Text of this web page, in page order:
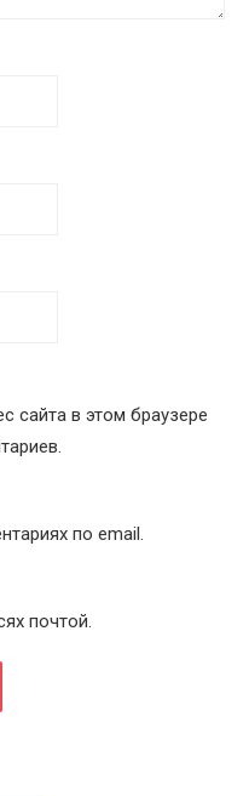
сайта в этом браузере
по email.
почтой.